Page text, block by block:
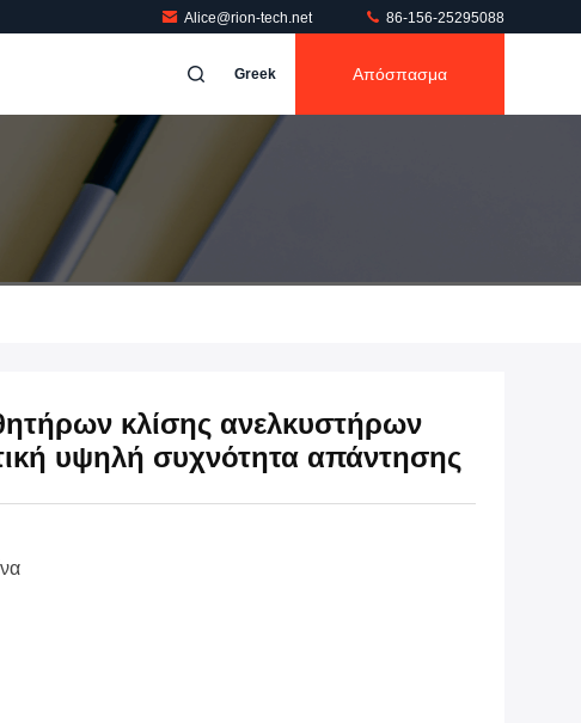
Alice@rion-tech.net 86-156-25295088
Greek Απόσπασμα
κλίσης ανελκυστήρων
υψηλή συχνότητα απάντησης